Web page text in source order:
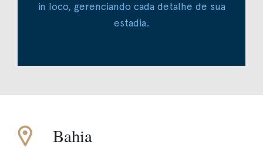
in loco, gerenciando cada detalhe de sua
estadia.
Bahia